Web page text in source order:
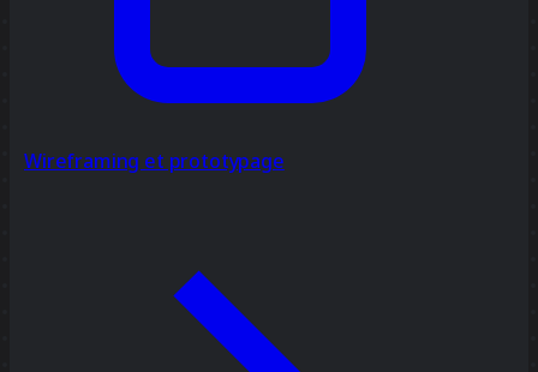
Wireframing et prototypage